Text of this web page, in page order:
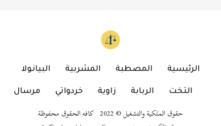
الرئيسية المصطبة المشربية البيانولا
التخت الربابة زاوية خردواتي مرسال
حقوق الملكية والتشغيل © 2022 كافه الحقوق محفوظة